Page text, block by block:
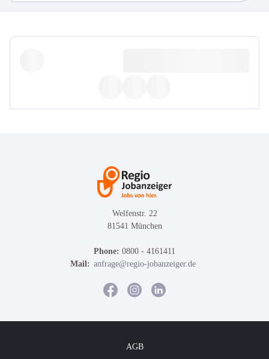
Welfenstr. 22
81541 München
Phone: 0800 - 4161411
Mail: anfrage@regio-jobanzeiger.de
AGB